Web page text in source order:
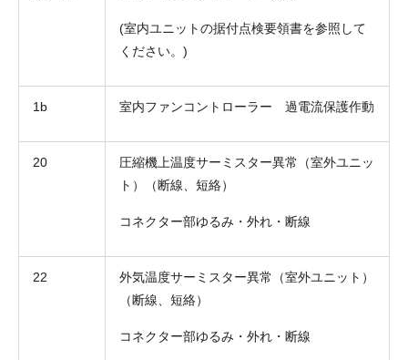
(室内ユニットの据付点検要領書を参照して
ください。)
1b 室内ファンコントローラー 過電流保護作動
20
圧縮機上温度サーミスター異常（室外ユニッ
ト）（断線、短絡）
コネクター部ゆるみ・外れ・断線
22
外気温度サーミスター異常（室外ユニット）
（断線、短絡）
コネクター部ゆるみ・外れ・断線